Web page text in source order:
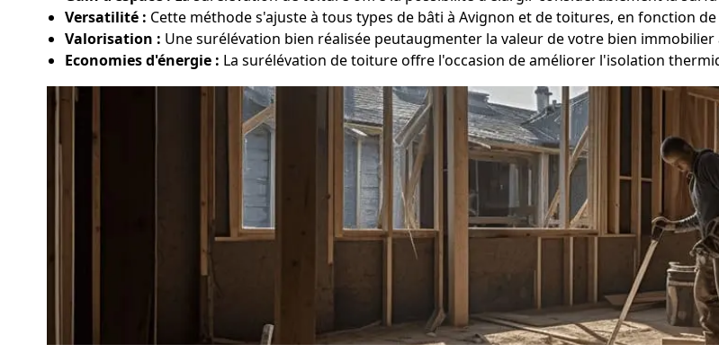
Versatilité : Cette méthode s'ajuste à tous types de bâti à Avignon et de toitures, en fonction
Valorisation : Une surélévation bien réalisée peutaugmenter la valeur de votre bien immobilier
Economies d'énergie : La surélévation de toiture offre l'occasion de améliorer l'isolation